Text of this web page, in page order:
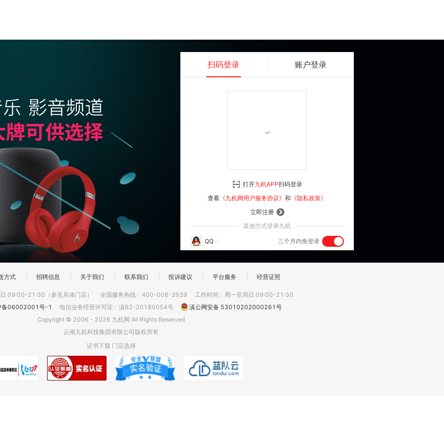
扫码登录 账户登录
登 录
立即注册
其他方式登录九机
QQ 三个月内免登录
打开九机APP扫码登录
查看 《九机网用户服务协议》 和 《隐私政策》
方式 招聘信息 关于我们 联系我们 投诉建议 平台服务 经营证照
09:00-21:30（参见具体门店） 全国服务热线 : 400-008-3939 工作时间 : 周一至周日 09:00-21:30
备06002001号-1
电信业务经营许可证 : 滇B2-20180054号
滇公网安备 53010202000261号
Copyright © 2006 - 2026 九机网 All Rights Reserved
云南九机科技集团有限公司版权所有
证书下载 门店选择